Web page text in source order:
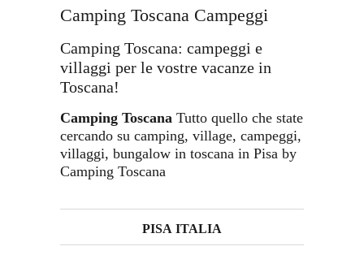
Camping Toscana Campeggi
Camping Toscana: campeggi e
villaggi per le vostre vacanze in
Toscana!
Camping Toscana Tutto quello che state
cercando su camping, village, campeggi,
villaggi, bungalow in toscana in Pisa by
Camping Toscana
PISA ITALIA